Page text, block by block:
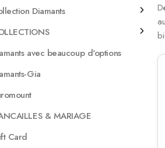
Diamants
avec beaucoup d'options
Gia
& MARIAGE
Card